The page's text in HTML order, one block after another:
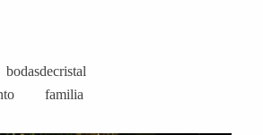
bodasdecristal
familia